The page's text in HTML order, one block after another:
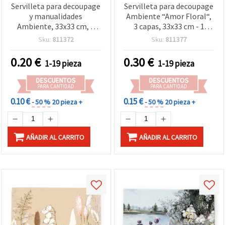
Servilleta para decoupage
y manualidades
Ambiente, 33x33 cm, 3
capas, Tórtolas grises – 1
Sku: 811372
0.20€ 1-19 pieza
DESCUENTOS
PARA CANTIDAD
0.10 €- 50 % 20 pieza +
AÑADIR AL CARRITO
Servilleta para decoupage
Ambiente “Amor Floral“,
3 capas, 33x33 cm - 1
unidad
Sku: 811377
0.30€ 1-19 pieza
DESCUENTOS
PARA CANTIDAD
0.15 €- 50 % 20 pieza +
AÑADIR AL CARRITO